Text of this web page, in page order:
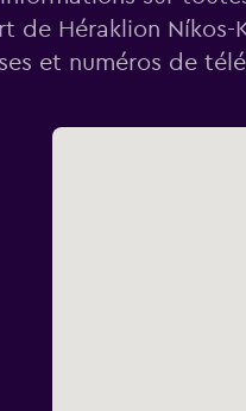
de Héraklion Níkos-
et numéros de